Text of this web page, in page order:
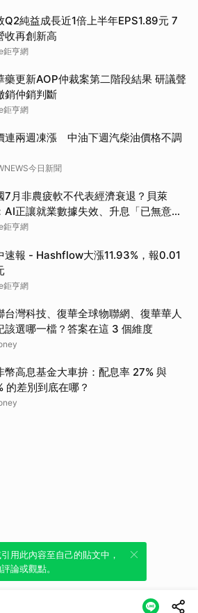
Q2純益成長近1倍上半年EPS1.89元 7
收再創新高
鉅亨網
藥更新AOP仲裁案第二階段結果 研議聲
銷仲銷判斷
鉅亨網
連兩週凍漲 中油下週汽柴油價格不調
今日新聞
7月非農疲軟不代表經濟衰退？貝萊
AI正讓就業數據失效、升息「已無意
鉅亨網
速報 - Hashflow大漲11.93%，報0.01
鉅亨網
台灣科技、復華全球物聯網、復華華人
該選哪一檔？答案在這 3 個維度
幣高息基金大車拚：配息率 27% 與
的差別到底在哪？
此內容，透過發布貼
場。
用此內容至自己的貼文中，
論或觀點。